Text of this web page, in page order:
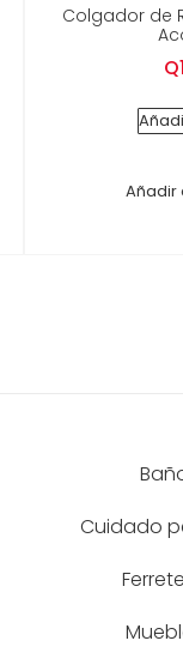
Colgador de
Q
Añadir
Cuidado